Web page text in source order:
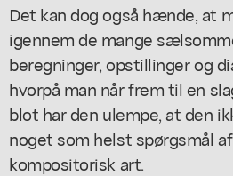
Det kan dog også hænde, at
igennem de mange
beregninger, opstillinger og
hvorpå man når frem til en
blot har den ulempe, at den
noget som helst spørgsmål
kompositorisk art.